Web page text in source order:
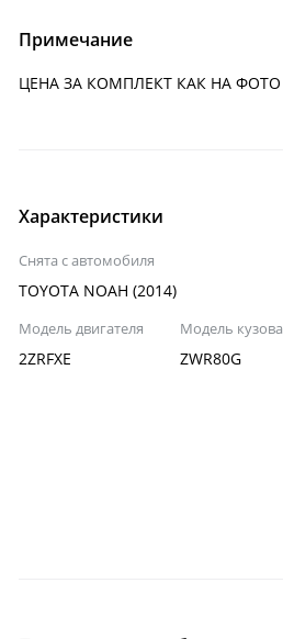
Примечание
ЦЕНА ЗА КОМПЛЕКТ КАК НА ФОТО
Характеристики
Снята с автомобиля
TOYOTA NOAH (2014)
Модель двигателя
2ZRFXE
Модель кузова
ZWR80G